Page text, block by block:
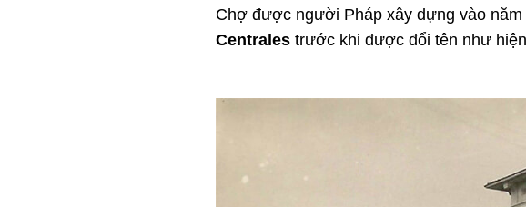
Chợ được người Pháp xây dựng vào
Centrales trước khi được đổi tên như